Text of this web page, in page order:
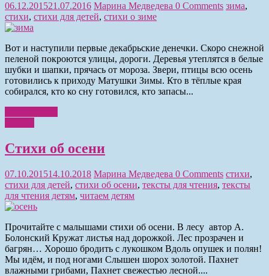
06.12.201521.07.2016 Марина Медведева 0 Comments зима,
стихи, стихи для детей, стихи о зиме
Вот и наступили первые декабрьские денечки. Скоро снежной
пеленой покроются улицы, дороги. Деревья утеплятся в белые
шубки и шапки, прячась от мороза. Звери, птицы всю осень
готовились к приходу Матушки Зимы. Кто в тёплые края
собирался, кто ко сну готовился, кто запасы...
Стихи об осени
07.10.201514.10.2018 Марина Медведева 0 Comments стихи,
стихи для детей, стихи об осени, тексты для чтения, тексты
для чтения детям, читаем детям
Прочитайте с малышами стихи об осени. В лесу автор А.
Болонский Кружат листья над дорожкой. Лес прозрачен и
багрян… Хорошо бродить с лукошком Вдоль опушек и полян!
Мы идём, и под ногами Слышен шорох золотой. Пахнет
влажными грибами, Пахнет свежестью лесной....